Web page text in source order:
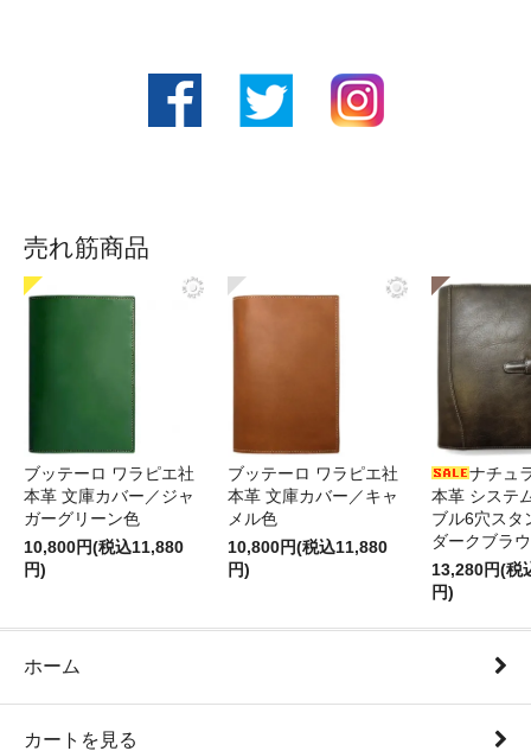
売れ筋商品
ブッテーロ ワラピエ社
本革 文庫カバー／ジャ
ガーグリーン色
10,800円(税込11,880
円)
ブッテーロ ワラピエ社
本革 文庫カバー／キャ
メル色
10,800円(税込11,880
円)
ナチュ
本革 システ
ブル6穴スタ
ダークブラ
13,280円(税
円)
ホーム
カートを見る